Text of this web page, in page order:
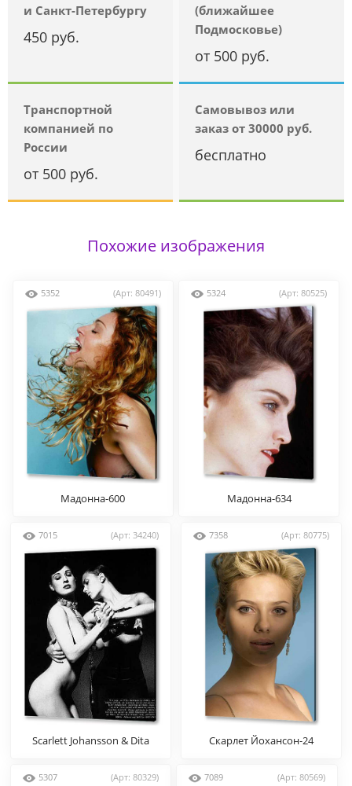
и Санкт-Петербургу
450 руб.
(ближайшее
Подмосковье)
от 500 руб.
Транспортной
компанией по
России
от 500 руб.
Самовывоз или
заказ от 30000 руб.
бесплатно
Похожие изображения
5352 (Арт: 80491)
Мадонна-600
5324 (Арт: 80525)
Мадонна-634
7015 (Арт: 34240)
Scarlett Johansson & Dita
7358 (Арт: 80775)
Скарлет Йохансон-24
5307 (Арт: 80329) 7089 (Арт: 80569)